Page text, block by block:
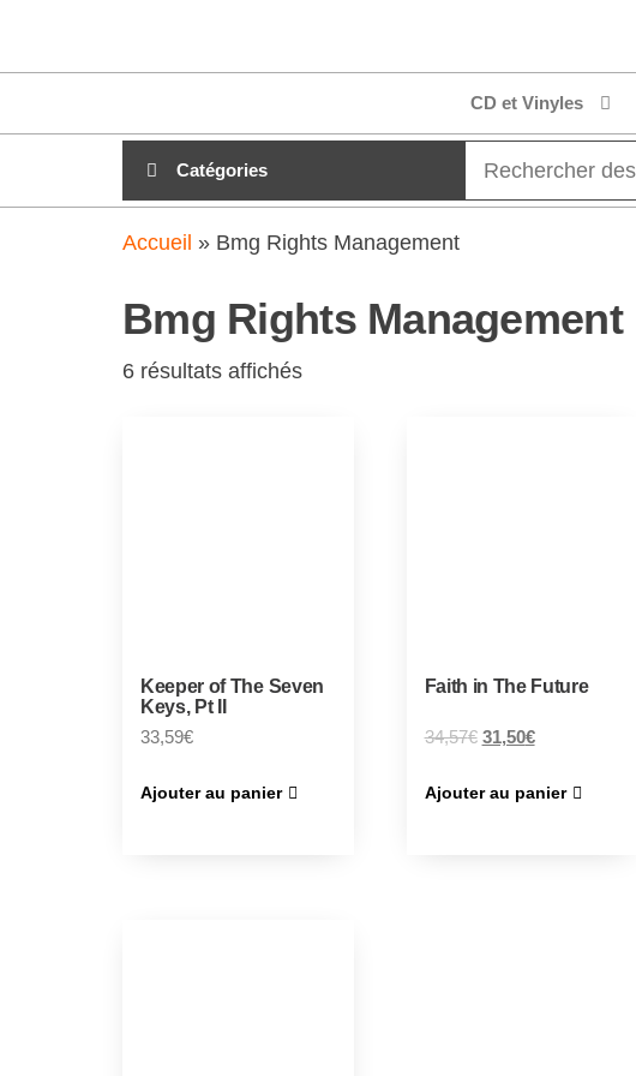
clubdial.fr
CD et Vinyles
Catégories
Accueil » Bmg Rights Management
Bmg Rights Management
6 résultats affichés
Keeper of The Seven
Keys, Pt II
33,59€
Ajouter au panier
Faith in The Future
34,57€ 31,50€
Ajouter au panier